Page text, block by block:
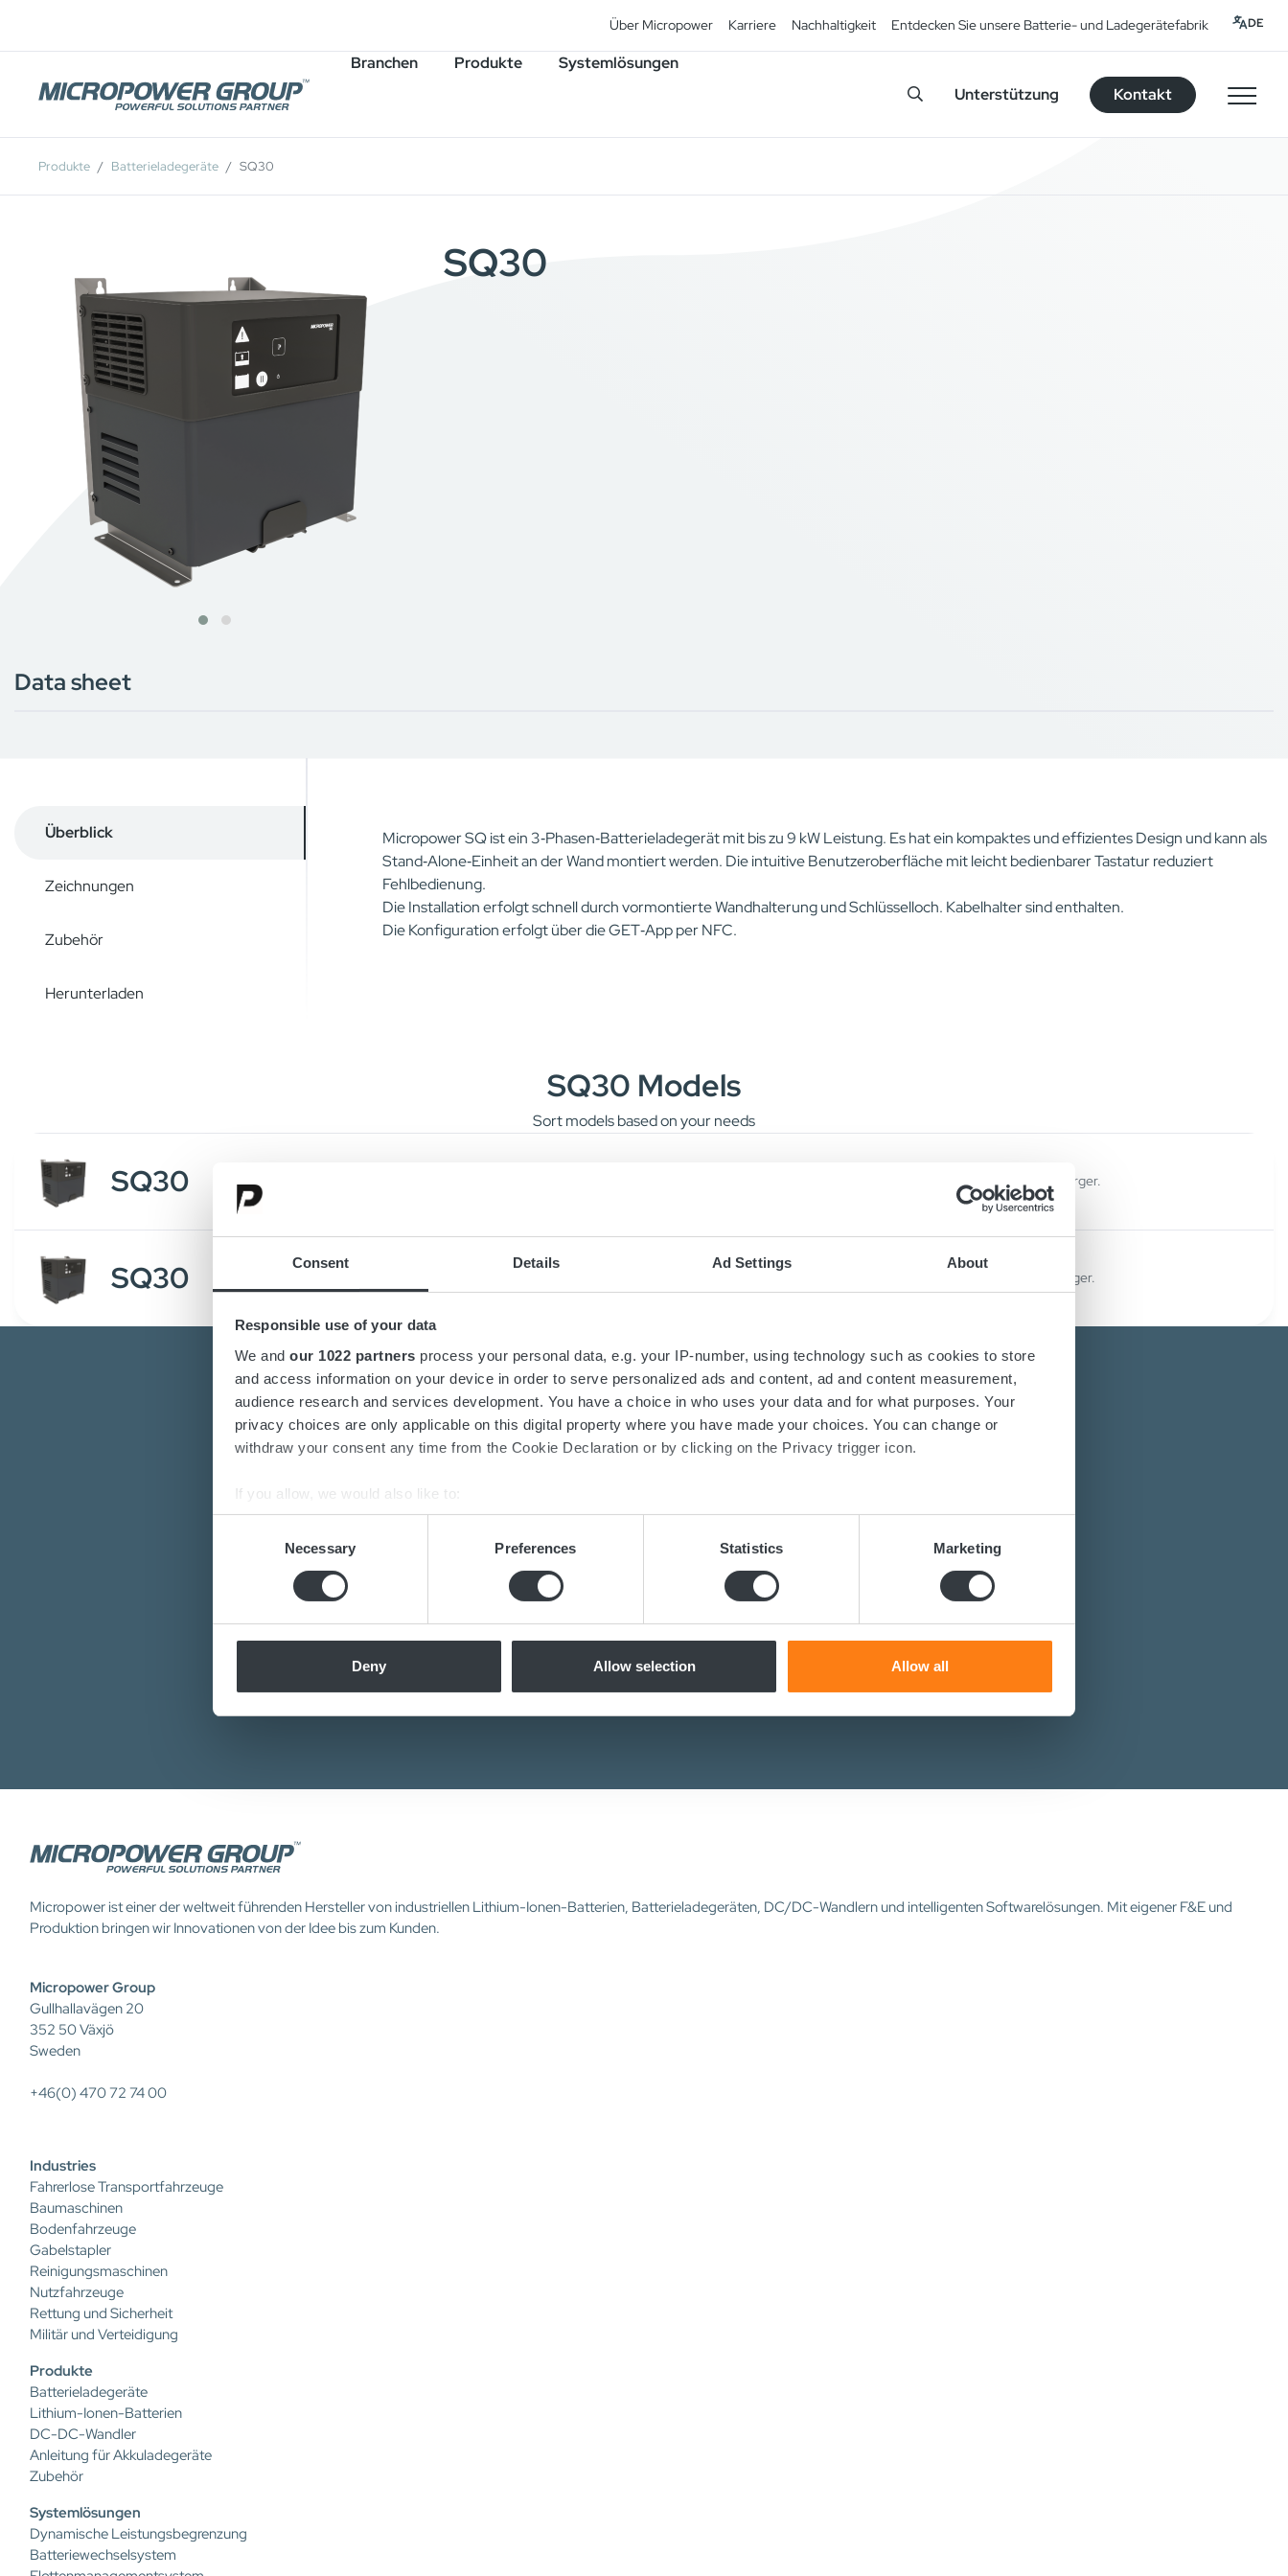
Consent Details Ad Settings About
Responsible use of your data
We and our 1022 partners process your personal data, e.g. your IP-number, using technology such as cookies to store
and access information on your device in order to serve personalized ads and content, ad and content measurement,
audience research and services development. You have a choice in who uses your data and for what purposes. Your
privacy choices are only applicable on this digital property where you have made your choices. You can change or
withdraw your consent any time from the Cookie Declaration or by clicking on the Privacy trigger icon.
If you allow, we would also like to:
Collect information about your geographical location which can be accurate to within several meters
Identify your device by actively scanning it for specific characteristics (fingerprinting)
Find out more about how your personal data is processed and set your preferences in the
information about your use of our site with our social media, advertising and analytics partners who may combine it with
other information that you’ve provided to them or that they’ve collected from your use of their services.
Necessary Preferences Statistics Marketing
Deny Allow selection Allow all
Über Micropower Karriere Nachhaltigkeit Entdecken Sie unsere Batterie- und Ladegerätefabrik DE
Branchen Produkte
Systemlösungen
Unterstützung
Kontakt
Stellenangebote
Produkte Batterieladegeräte SQ30
SQ30
Data sheet
Überblick
Zeichnungen
Zubehör
Herunterladen
Micropower SQ ist ein 3‑Phasen‑Batterieladegerät mit bis zu 9 kW Leistung. Es hat ein kompaktes und effizientes Design und kann als
Stand‑Alone‑Einheit an der Wand montiert werden. Die intuitive Benutzeroberfläche mit leicht bedienbarer Tastatur reduziert
Fehlbedienung.
Die Installation erfolgt schnell durch vormontierte Wandhalterung und Schlüsselloch. Kabelhalter sind enthalten.
Die Konfiguration erfolgt über die GET‑App per NFC.
SQ30 Models
Sort models based on your needs
SQ30 Micropower SQ30 Pb 24V/100A is an industrial battery charger.
SQ30 48V/60A 380-440 V Micropower SQ30 Pb 48V/60A is an industrial battery charger.
Kontaktieren Sie uns noch heute
Sind Sie an der Umstellung auf nachhaltige Energielösungen interessiert?
Möchten Sie mehr über Batterien, Lade- oder Spannungswandler erfahren?
Unser engagiertes Expertenteam steht Ihnen gerne zur Verfügung.
Kontaktieren Sie uns
Micropower ist einer der weltweit führenden Hersteller von industriellen Lithium-Ionen-Batterien, Batterieladegeräten, DC/DC-Wandlern und intelligenten Softwarelösungen. Mit eigener F&E und
Produktion bringen wir Innovationen von der Idee bis zum Kunden.
Micropower Group
Gullhallavägen 20
352 50 Växjö
Sweden
+46(0) 470 72 74 00
Industries
Fahrerlose Transportfahrzeuge
Baumaschinen
Bodenfahrzeuge
Gabelstapler
Reinigungsmaschinen
Nutzfahrzeuge
Rettung und Sicherheit
Militär und Verteidigung
Produkte
Batterieladegeräte
Lithium-Ionen-Batterien
DC-DC-Wandler
Anleitung für Akkuladegeräte
Zubehör
Systemlösungen
Dynamische Leistungsbegrenzung
Batteriewechselsystem